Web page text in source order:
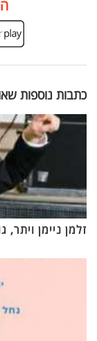
כתבות נוספות
זלמן ניימן